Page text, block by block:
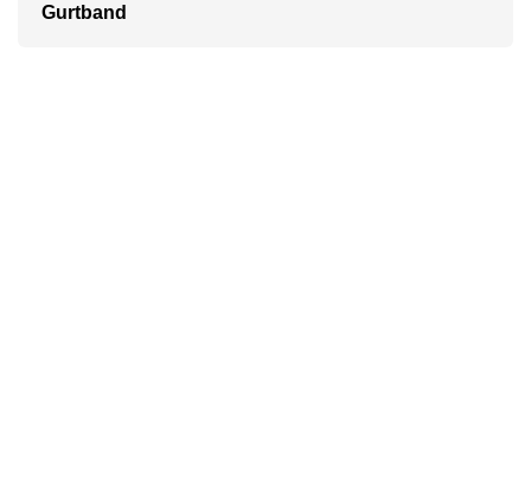
Gurtband